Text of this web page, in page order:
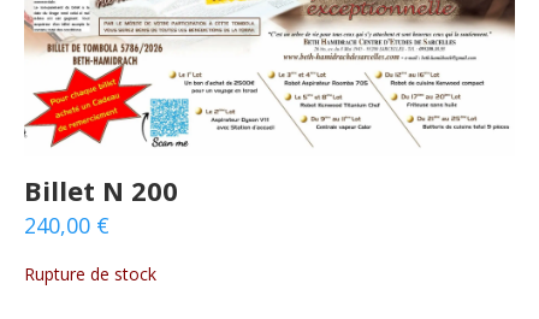
Billet N 200
240,00 €
Rupture de stock